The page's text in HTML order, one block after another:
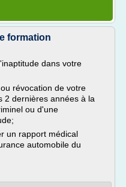
formation
dans votre
révocation de votre
2 dernières années à la
ou d'une
un rapport médical
automobile du